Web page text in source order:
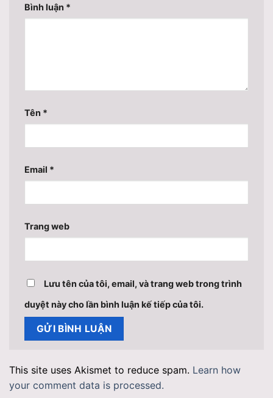
Bình luận *
Tên *
Email *
Trang web
Lưu tên của tôi, email, và trang web trong trình
duyệt này cho lần bình luận kế tiếp của tôi.
This site uses Akismet to reduce spam. Learn how
your comment data is processed.